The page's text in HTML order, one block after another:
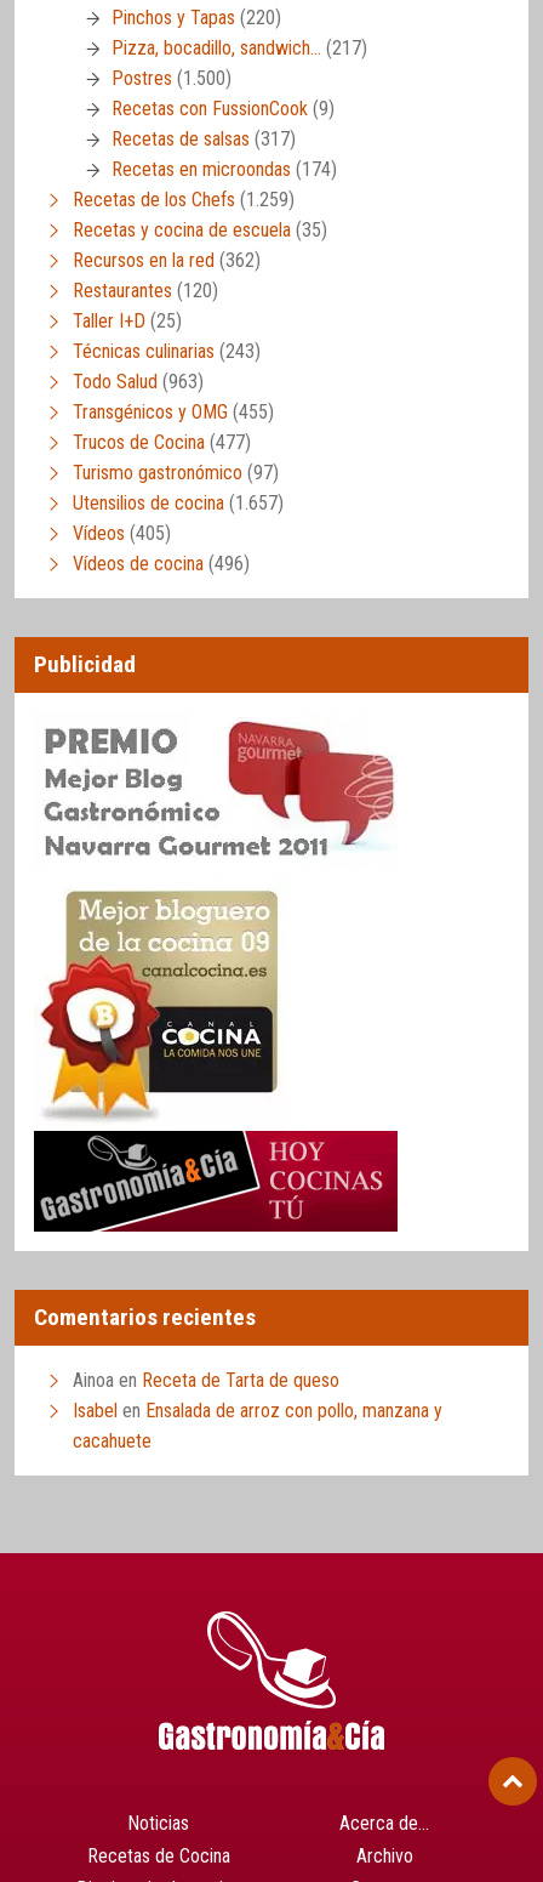
Pinchos y Tapas (220)
Pizza, bocadillo, sandwich… (217)
Postres (1.500)
Recetas con FussionCook (9)
Recetas de salsas (317)
Recetas en microondas (174)
Recetas de los Chefs (1.259)
Recetas y cocina de escuela (35)
Recursos en la red (362)
Restaurantes (120)
Taller I+D (25)
Técnicas culinarias (243)
Todo Salud (963)
Transgénicos y OMG (455)
Trucos de Cocina (477)
Turismo gastronómico (97)
Utensilios de cocina (1.657)
Vídeos (405)
Vídeos de cocina (496)
Publicidad
Comentarios recientes
Ainoa en Receta de Tarta de queso
Isabel en Ensalada de arroz con pollo, manzana y
cacahuete
Noticias
Recetas de Cocina
Acerca de…
Archivo